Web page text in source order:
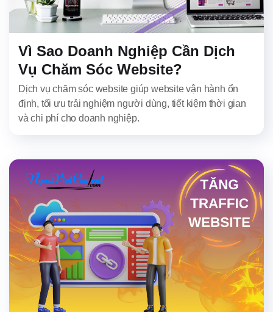
Vì Sao Doanh Nghiệp Cần Dịch
Vụ Chăm Sóc Website?
Dịch vụ chăm sóc website giúp website vận hành ổn
định, tối ưu trải nghiệm người dùng, tiết kiệm thời gian
và chi phí cho doanh nghiệp.